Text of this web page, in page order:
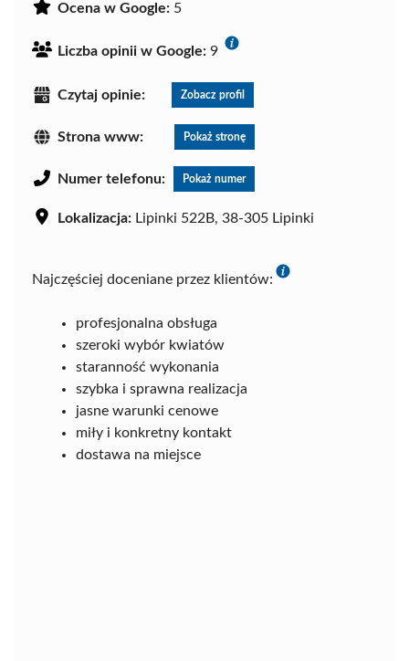
Ocena w Google: 5
Liczba opinii w Google: 9
Czytaj opinie: Zobacz profil
Strona www: Pokaż stronę
Numer telefonu: Pokaż numer
Lokalizacja: Lipinki 522B, 38-305 Lipinki
Najczęściej doceniane przez klientów:
profesjonalna obsługa
szeroki wybór kwiatów
staranność wykonania
szybka i sprawna realizacja
jasne warunki cenowe
miły i konkretny kontakt
dostawa na miejsce